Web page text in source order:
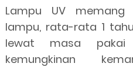
Lampu UV
lampu, rata-rata 1
lewat masa
kemungkinan